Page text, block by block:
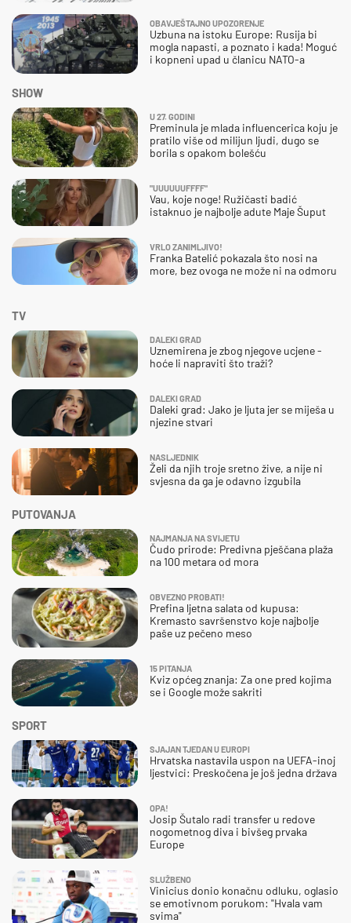
OBAVJEŠTAJNO UPOZORENJE
Uzbuna na istoku Europe: Rusija bi
mogla napasti, a poznato i kada! Moguć
i kopneni upad u članicu NATO-a
SHOW
U 27. GODINI
Preminula je mlada influencerica koju je
pratilo više od milijun ljudi, dugo se
borila s opakom bolešću
"UUUUUUFFFF"
Vau, koje noge! Ružičasti badić
istaknuo je najbolje adute Maje Šuput
VRLO ZANIMLJIVO!
Franka Batelić pokazala što nosi na
more, bez ovoga ne može ni na odmoru
SPORT
SJAJAN TJEDAN U EUROPI
Hrvatska nastavila uspon na UEFA-inoj
ljestvici: Preskočena je još jedna država
OPA!
Josip Šutalo radi transfer u redove
nogometnog diva i bivšeg prvaka
Europe
SLUŽBENO
Vinicius donio konačnu odluku, oglasio
se emotivnom porukom: "Hvala vam
svima"
TV
DALEKI GRAD
Uznemirena je zbog njegove ucjene -
hoće li napraviti što traži?
DALEKI GRAD
Daleki grad: Jako je ljuta jer se miješa u
njezine stvari
NASLJEDNIK
Želi da njih troje sretno žive, a nije ni
svjesna da ga je odavno izgubila
PUTOVANJA
NAJMANJA NA SVIJETU
Čudo prirode: Predivna pješčana plaža
na 100 metara od mora
OBVEZNO PROBATI!
Prefina ljetna salata od kupusa:
Kremasto savršenstvo koje najbolje
paše uz pečeno meso
15 PITANJA
Kviz općeg znanja: Za one pred kojima
se i Google može sakriti